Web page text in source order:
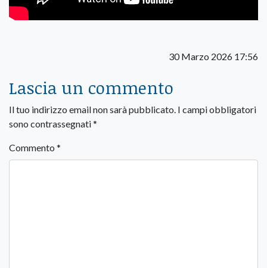
30 Marzo 2026 17:56
Lascia un commento
Il tuo indirizzo email non sarà pubblicato. I campi obbligatori
sono contrassegnati*
Commento *